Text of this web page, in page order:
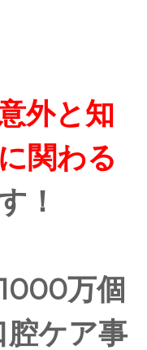
外と知
関わる
！